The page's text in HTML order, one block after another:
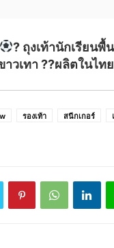
? ถุงเท้านักเรียนพื้
าวเทา ??ผลิตในไท
รองเท้า สนีกเกอร์